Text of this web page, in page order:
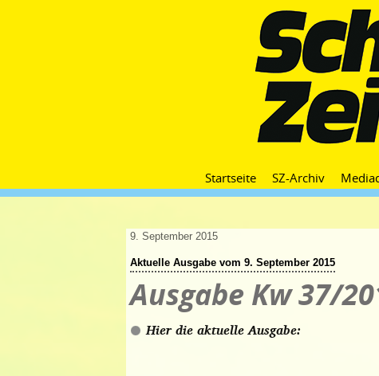
Startseite SZ-Archiv
9. September 2015
Aktuelle Ausgabe vom 9. September 2015
Ausgabe Kw 37/
Hier die aktuelle Ausgabe: